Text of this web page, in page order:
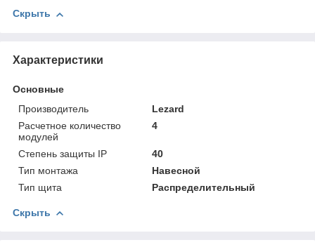
Скрыть
Характеристики
Основные
Производитель
Lezard
Расчетное количество
модулей
4
Степень защиты IP
40
Тип монтажа
Навесной
Тип щита
Распределительный
Скрыть